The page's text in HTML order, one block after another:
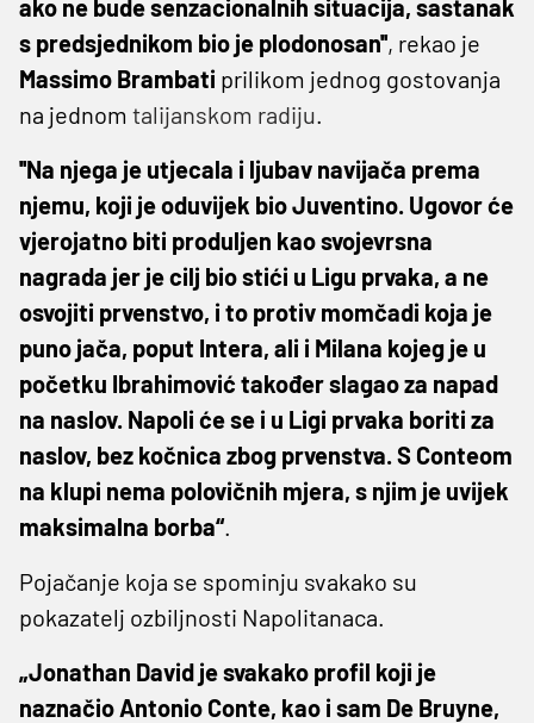
ako ne bude senzacionalnih situacija, sastanak
s predsjednikom bio je plodonosan'', rekao je
Massimo Brambati prilikom jednog gostovanja
na jednom talijanskom radiju.
''Na njega je utjecala i ljubav navijača prema
njemu, koji je oduvijek bio Juventino. Ugovor će
vjerojatno biti produljen kao svojevrsna
nagrada jer je cilj bio stići u Ligu prvaka, a ne
osvojiti prvenstvo, i to protiv momčadi koja je
puno jača, poput Intera, ali i Milana kojeg je u
početku Ibrahimović također slagao za napad
na naslov. Napoli će se i u Ligi prvaka boriti za
naslov, bez kočnica zbog prvenstva. S Conteom
na klupi nema polovičnih mjera, s njim je uvijek
maksimalna borba“.
Pojačanje koja se spominju svakako su
pokazatelj ozbiljnosti Napolitanaca.
„Jonathan David je svakako profil koji je
naznačio Antonio Conte, kao i sam De Bruyne,